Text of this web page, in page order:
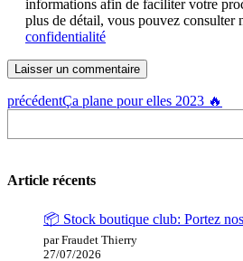
informations afin de faciliter votre
plus de détail, vous pouvez consulter
confidentialité
précédentÇa plane pour elles 2023 🔥
Article récents
📦 Stock boutique club: Portez
par Fraudet Thierry
27/07/2026